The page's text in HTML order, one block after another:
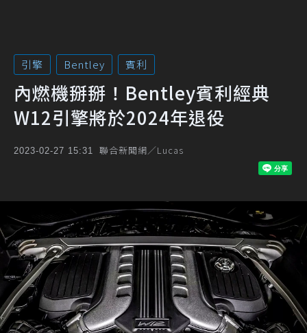
引擎 Bentley 賓利
內燃機掰掰！Bentley賓利經典
W12引擎將於2024年退役
2023-02-27 15:31 聯合新聞網／Lucas